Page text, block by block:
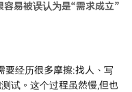
易被误认为是“需求成立”
要经历很多摩擦:找人、写
试。这个过程虽然慢,但也